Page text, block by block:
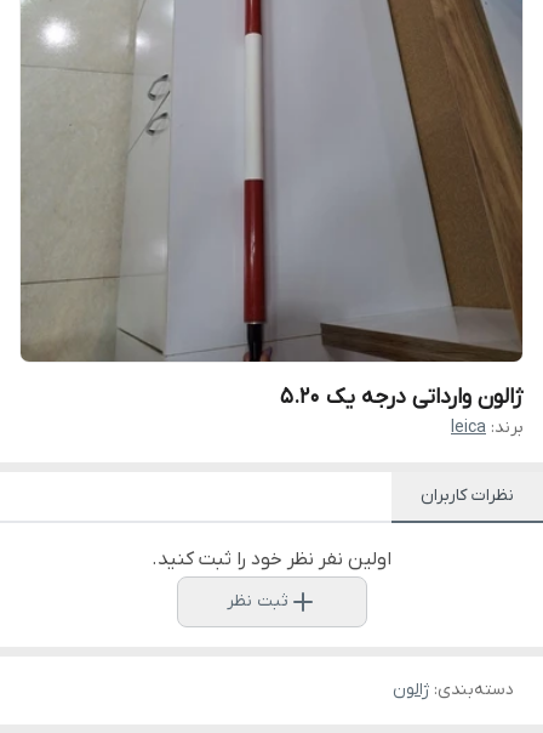
ژالون وارداتی درجه یک 5.20
برند: leica
نظرات کاربران
اولین نفر نظر خود را ثبت کنید.
ثبت نظر
دسته‌بندی: ژالون